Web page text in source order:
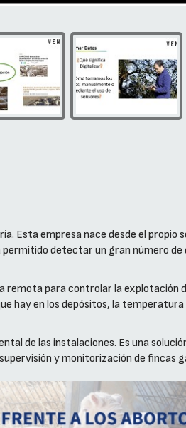
Esta empresa nace desde el propio
detectar un gran número
para controlar la explotación
hay en los depósitos, la
de las instalaciones. Es una
y monitorización de fincas